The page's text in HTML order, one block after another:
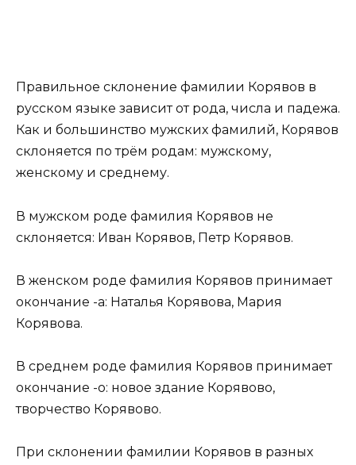
Правильное склонение фамилии Корявов в
русском языке зависит от рода, числа и падежа.
Как и большинство мужских фамилий, Корявов
склоняется по трём родам: мужскому,
женскому и среднему.
В мужском роде фамилия Корявов не
склоняется: Иван Корявов, Петр Корявов.
В женском роде фамилия Корявов принимает
окончание -а: Наталья Корявова, Мария
Корявова.
В среднем роде фамилия Корявов принимает
окончание -о: новое здание Корявово,
творчество Корявово.
При склонении фамилии Корявов в разных